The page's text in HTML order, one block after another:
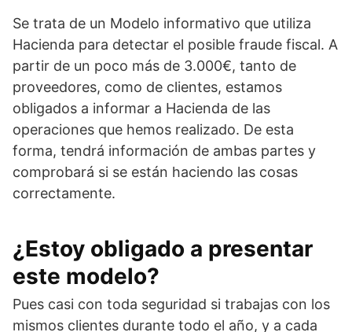
Se trata de un Modelo informativo que utiliza
Hacienda para detectar el posible fraude fiscal. A
partir de un poco más de 3.000€, tanto de
proveedores, como de clientes, estamos
obligados a informar a Hacienda de las
operaciones que hemos realizado. De esta
forma, tendrá información de ambas partes y
comprobará si se están haciendo las cosas
correctamente.
¿Estoy obligado a presentar
este modelo?
Pues casi con toda seguridad si trabajas con los
mismos clientes durante todo el año, y a cada